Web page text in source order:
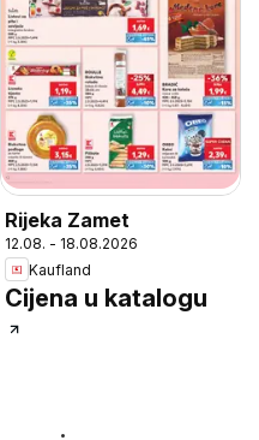
Rijeka Zamet
12.08. - 18.08.2026
Kaufland
Cijena u katalogu